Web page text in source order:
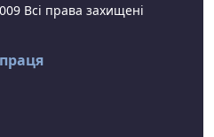
Всі права захищені